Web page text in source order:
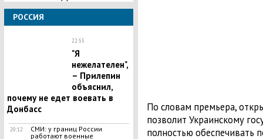
РОССИЯ
22:55
"Я
нежелателен",
– Прилепин
объяснил,
почему не едет воевать в
Донбасс
20:12
СМИ: у границ России
работают военные
По словам премьера,
позволит Украинскому
полностью обеспечивать